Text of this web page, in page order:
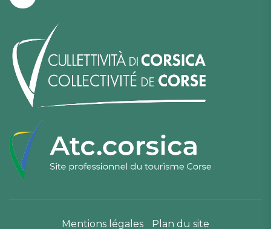
Mentions légales Plan du site